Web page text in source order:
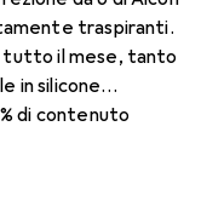
traspiranti.
tutto il mese, tanto
in silicone
di contenuto
SmartShield,